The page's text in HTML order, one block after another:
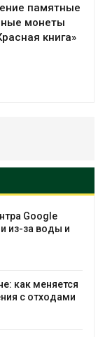
памятные
монеты
книга»
Google
из-за воды и
как меняется
с отходами